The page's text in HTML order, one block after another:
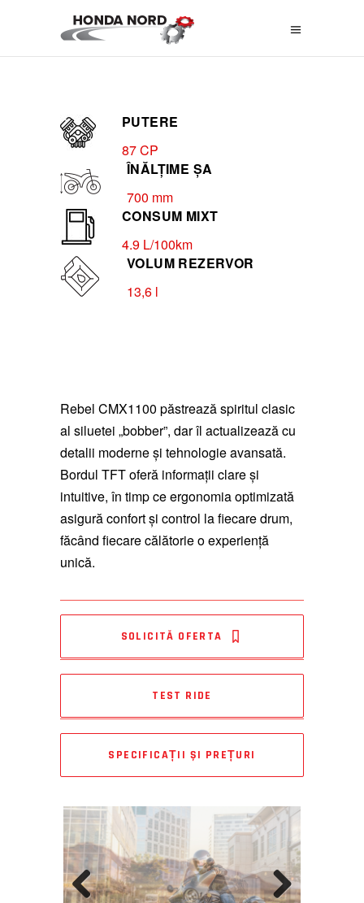
PUTERE
87 CP
ÎNĂLȚIME ȘA
700 mm
CONSUM MIXT
4.9 L/100km
VOLUM REZERVOR
13,6 l
Rebel CMX1100 păstrează spiritul clasic
al siluetei „bobber”, dar îl actualizează cu
detalii moderne și tehnologie avansată.
Bordul TFT oferă informații clare și
intuitive, în timp ce ergonomia optimizată
asigură confort și control la fiecare drum,
făcând fiecare călătorie o experiență
unică.
SOLICITĂ OFERTA
TEST RIDE
SPECIFICAȚII ȘI PREȚURI